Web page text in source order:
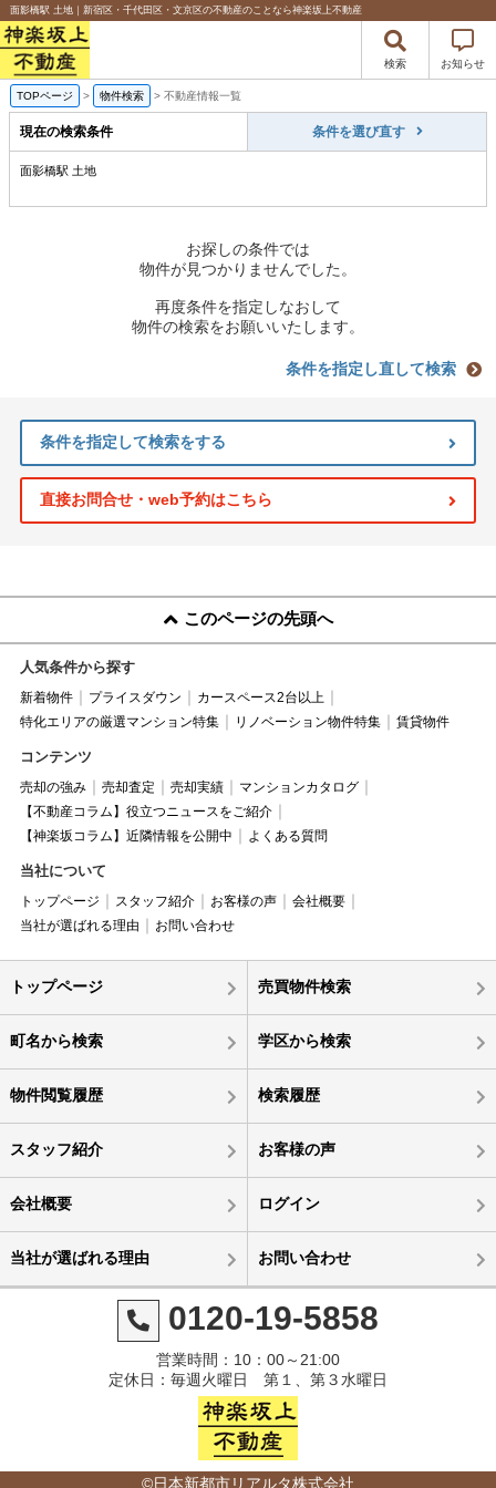
面影橋駅 土地｜新宿区・千代田区・文京区の不動産のことなら神楽坂上不動産
検索 お知らせ
TOPページ > 物件検索 > 不動産情報一覧
現在の検索条件 条件を選び直す
面影橋駅 土地
お探しの条件では
物件が見つかりませんでした。
再度条件を指定しなおして
物件の検索をお願いいたします。
条件を指定し直して検索
条件を指定して検索をする
直接お問合せ・web予約はこちら
このページの先頭へ
人気条件から探す
新着物件 プライスダウン
カースペース2台以上
特化エリアの厳選マンション特集
リノベーション物件特集 賃貸物件
コンテンツ
売却の強み 売却査定 売却実績
マンションカタログ
【不動産コラム】役立つニュースをご紹介
【神楽坂コラム】近隣情報を公開中
よくある質問
当社について
トップページ スタッフ紹介 お客様の声
会社概要
当社が選ばれる理由
お問い合わせ
トップページ 売買物件検索
町名から検索 学区から検索
物件閲覧履歴 検索履歴
スタッフ紹介 お客様の声
会社概要 ログイン
当社が選ばれる理由 お問い合わせ
0120-19-5858
営業時間：10：00～21:00
定休日：毎週火曜日 第１、第３水曜日
©日本新都市リアルタ株式会社